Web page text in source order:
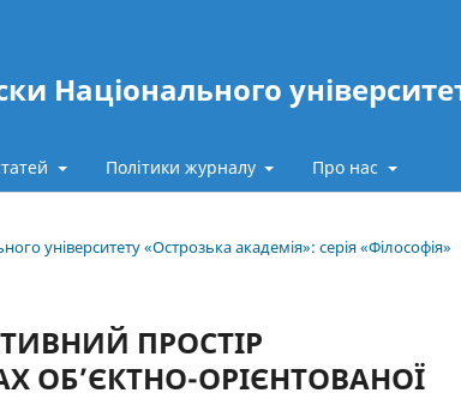
Національного
Політики журналу Про нас
університету «Острозька академія»: серія «Філософія»
ПРОСТІР
ОБ’ЄКТНО-ОРІЄНТОВАНОЇ